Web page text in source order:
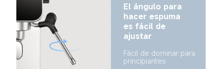
El ángulo para
hacer espuma
es fácil de
ajustar
Fácil de dominar para
principiantes